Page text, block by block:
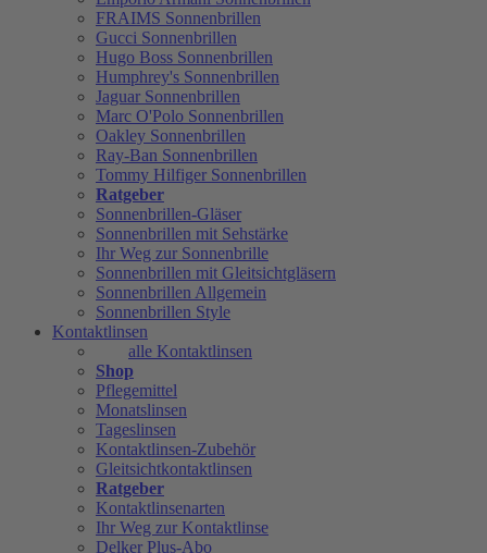
FRAIMS Sonnenbrillen
Gucci Sonnenbrillen
Hugo Boss Sonnenbrillen
Humphrey's Sonnenbrillen
Jaguar Sonnenbrillen
Marc O'Polo Sonnenbrillen
Oakley Sonnenbrillen
Ray-Ban Sonnenbrillen
Tommy Hilfiger Sonnenbrillen
Ratgeber
Sonnenbrillen-Gläser
Sonnenbrillen mit Sehstärke
Ihr Weg zur Sonnenbrille
Sonnenbrillen mit Gleitsichtgläsern
Sonnenbrillen Allgemein
Sonnenbrillen Style
Kontaktlinsen
alle Kontaktlinsen
Shop
Pflegemittel
Monatslinsen
Tageslinsen
Kontaktlinsen-Zubehör
Gleitsichtkontaktlinsen
Ratgeber
Kontaktlinsenarten
Ihr Weg zur Kontaktlinse
Delker Plus-Abo